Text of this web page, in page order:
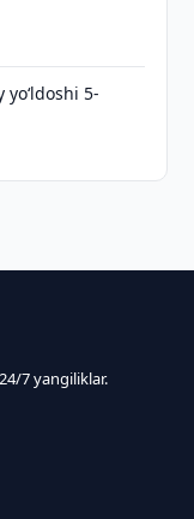
5-
7 yangiliklar.